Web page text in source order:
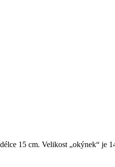
15 cm. Velikost „okýnek“ je